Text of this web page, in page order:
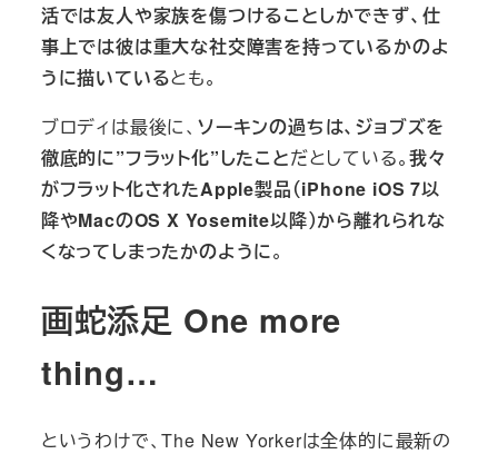
活では友人や家族を傷つけることしかできず、仕
事上では彼は重大な社交障害を持っているかのよ
うに描いているとも。
ブロディは最後に、 ソーキンの過ちは、ジョブズを
徹底的に”フラット化”したことだとしている。我々
がフラット化されたApple製品（iPhone iOS 7以
降やMacのOS X Yosemite以降）から離れられな
くなってしまったかのように。
画蛇添足 One more
thing…
というわけで、The New Yorkerは全体的に最新の